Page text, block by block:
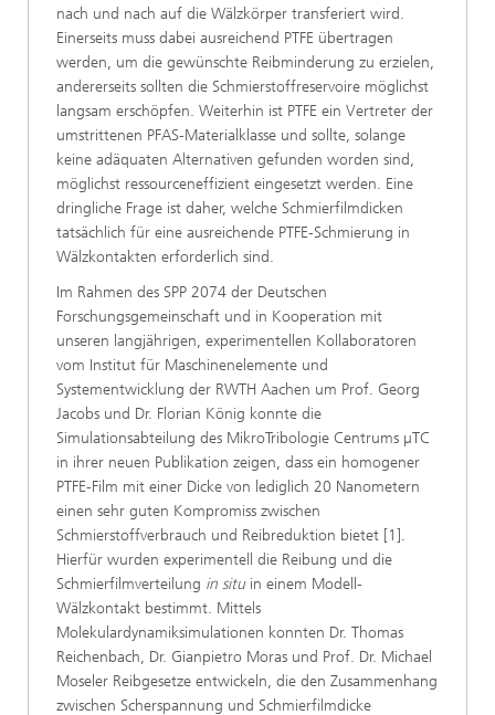
nach und nach auf die Wälzkörper transferiert wird.
Einerseits muss dabei ausreichend PTFE übertragen
werden, um die gewünschte Reibminderung zu erzielen,
andererseits sollten die Schmierstoffreservoire möglichst
langsam erschöpfen. Weiterhin ist PTFE ein Vertreter der
umstrittenen PFAS-Materialklasse und sollte, solange
keine adäquaten Alternativen gefunden worden sind,
möglichst ressourceneffizient eingesetzt werden. Eine
dringliche Frage ist daher, welche Schmierfilmdicken
tatsächlich für eine ausreichende PTFE-Schmierung in
Wälzkontakten erforderlich sind.
Im Rahmen des SPP 2074 der Deutschen
Forschungsgemeinschaft und in Kooperation mit
unseren langjährigen, experimentellen Kollaboratoren
vom Institut für Maschinenelemente und
Systementwicklung der RWTH Aachen um Prof. Georg
Jacobs und Dr. Florian König konnte die
Simulationsabteilung des MikroTribologie Centrums µTC
in ihrer neuen Publikation zeigen, dass ein homogener
PTFE-Film mit einer Dicke von lediglich 20 Nanometern
einen sehr guten Kompromiss zwischen
Schmierstoffverbrauch und Reibreduktion bietet [1].
Hierfür wurden experimentell die Reibung und die
Schmierfilmverteilung in situin einem Modell-
Wälzkontakt bestimmt. Mittels
Molekulardynamiksimulationen konnten Dr. Thomas
Reichenbach, Dr. Gianpietro Moras und Prof. Dr. Michael
Moseler Reibgesetze entwickeln, die den Zusammenhang
zwischen Scherspannung und Schmierfilmdicke